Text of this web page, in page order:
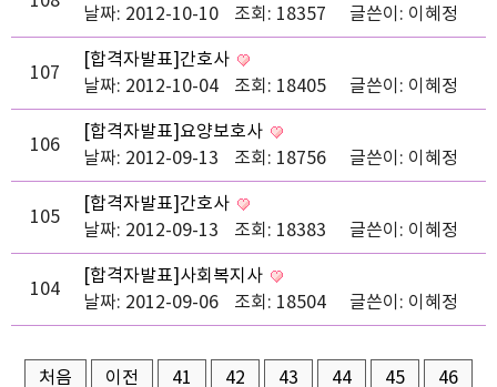
날짜: 2012-10-10
조회: 18357 글쓴이: 이혜정
107
[합격자발표]간호사
날짜: 2012-10-04
조회: 18405 글쓴이: 이혜정
106
[합격자발표]요양보호사
날짜: 2012-09-13
조회: 18756 글쓴이: 이혜정
105
[합격자발표]간호사
날짜: 2012-09-13
조회: 18383 글쓴이: 이혜정
104
[합격자발표]사회복지사
날짜: 2012-09-06
조회: 18504 글쓴이: 이혜정
처음 이전 41 42 43 44 45 46